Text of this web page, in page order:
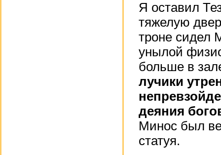
Я оставил
тяжелую
троне сидел
унылой
больше в
лучики
деяния
Минос был
статуя.